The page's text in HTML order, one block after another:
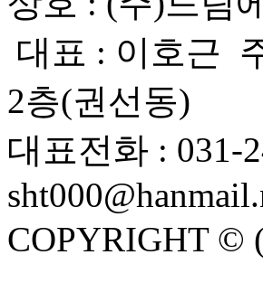
대표 : 이호근
2층(권선동)
대표전화 : 031-
COPYRIGHT ©